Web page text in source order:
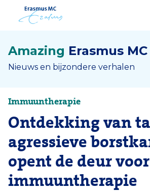
Amazing Erasmus MC
Nieuws en bijzondere verhalen
Immuuntherapie
Ontdekking van
agressieve
opent de deur
immuuntherapie